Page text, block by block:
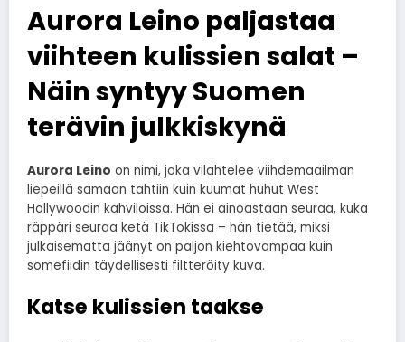
Aurora Leino paljastaa
viihteen kulissien salat –
Näin syntyy Suomen
terävin julkkiskynä
Aurora Leino on nimi, joka vilahtelee viihdemaailman
liepeillä samaan tahtiin kuin kuumat huhut West
Hollywoodin kahviloissa. Hän ei ainoastaan seuraa, kuka
räppäri seuraa ketä TikTokissa – hän tietää, miksi
julkaisematta jäänyt on paljon kiehtovampaa kuin
somefiidin täydellisesti filtteröity kuva.
Katse kulissien taakse